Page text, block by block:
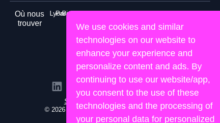
Où nous
trouver
Lyon
Paris
Bordeaux
Nice
Marseille
Nantes
Toulouse
© 2026 Human Portage. Tous droits réservés.
Site propulsé par Lemon&Joy
We use cookies and similar
technologies on our website to
enhance your experience and
personalize content and ads. By
continuing to use our website/app,
you consent to the use of these
technologies and the processing of
your personal data for personalized